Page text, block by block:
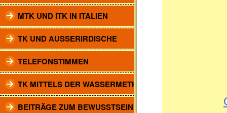
MTK UND ITK IN ITALIEN
TK UND AUSSERIRDISCHE
TELEFONSTIMMEN
TK MITTELS DER WASSERMETHODE
BEITRÄGE ZUM BEWUSSTSEIN